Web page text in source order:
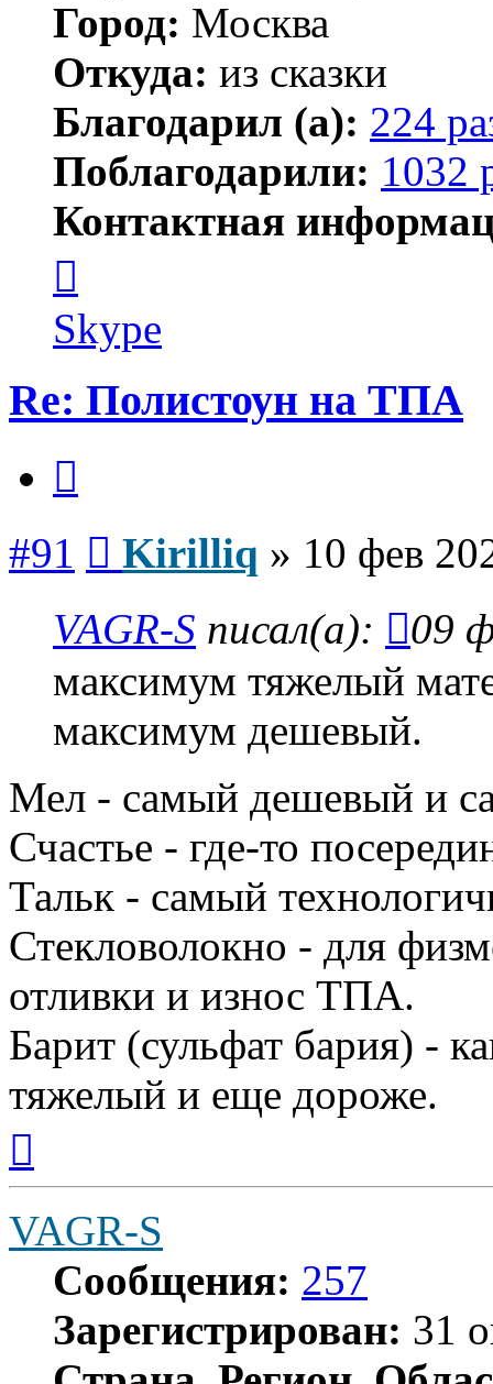
Город: Москва
Откуда: из сказки
Благодарил (а): 224
Поблагодарили: 1032
Контактная
пользователя
Kirilliq
Skype
Re: Полистоун на ТПА
#91 Kirilliq » 10 фев
VAGR-S писал(а):
09
максимум тяжелый
максимум дешевый.
Мел - самый дешевый и
Счастье - где-то
Тальк - самый
Стекловолокно - для
отливки и износ ТПА.
Барит (сульфат бария) -
тяжелый и еще дороже.
началу
VAGR-S
Сообщения: 257
Зарегистрирован: 31